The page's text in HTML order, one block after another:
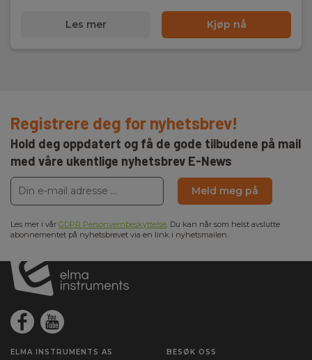
Les mer Kjøp nå
Registrere deg for nyhetsbrev!
Hold deg oppdatert og få de gode tilbudene på mail
med våre ukentlige nyhetsbrev E-News
Meld meg på
Les mer i vår GDPR Personvernbeskyttelse. Du kan når som helst avslutte
abonnementet på nyhetsbrevet via en link i nyhetsmailen.
ELMA INSTRUMENTS AS BESØK OSS